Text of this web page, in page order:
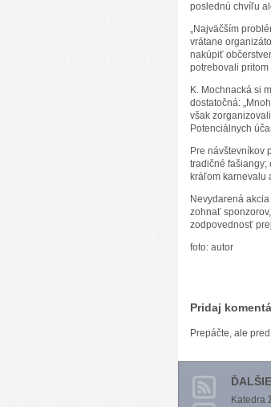
poslednú chvíľu
„Najväčším
vrátane
nakúpiť
potrebovali
K. Mochnacká si
dostatočná:
však
Potenciálnych
Pre návštevníkov
tradičné fašiangy;
kráľom karnevalu
Nevydarená
zohnať
zodpovednosť
foto: autor
Pridaj
Prepáčte, ale
Katedra